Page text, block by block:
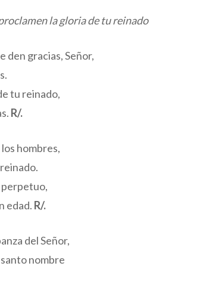
la gloria de tu reinado
den gracias, Señor,
tu reinado,
R/.
hombres,
perpetuo,
edad. R/.
del Señor,
nombre